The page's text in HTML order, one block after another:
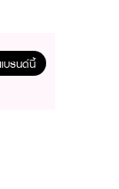
บรนด์นี้